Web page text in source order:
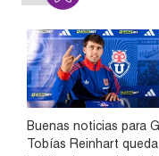
Buenas noticias para
Tobías Reinhart queda